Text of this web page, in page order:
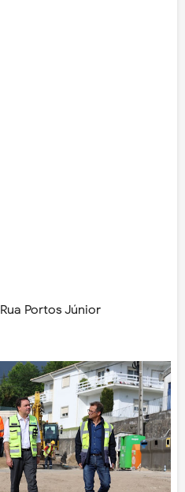
Portos Júnior